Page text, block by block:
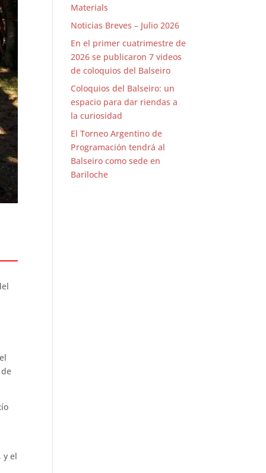
y el
Materials
Noticias Breves – Julio 2026
En el primer cuatrimestre de
2026 se publicaron 7 videos
de coloquios del Balseiro
Coloquios del Balseiro: un
espacio para dar riendas a
la curiosidad
El Torneo Argentino de
Programación tendrá al
Balseiro como sede en
Bariloche